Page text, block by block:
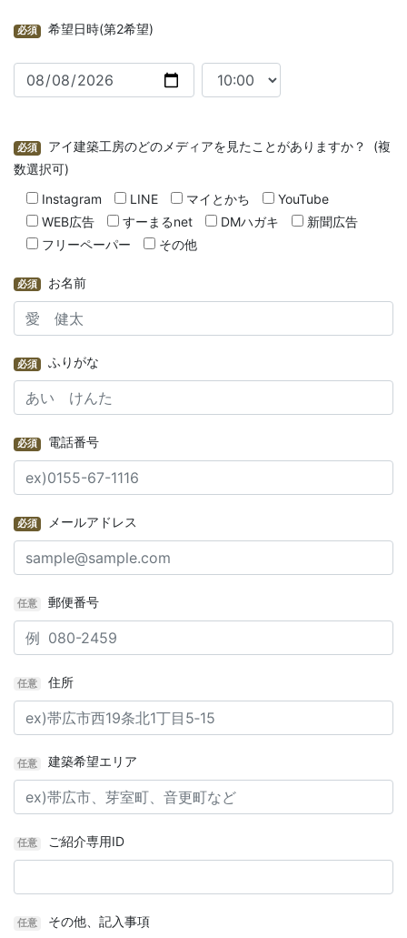
必須 希望日時(第2希望)
必須
アイ建築工房のどのメディアを見たことがありますか？ (複
数選択可)
Instagram
LINE マイとかち
YouTube
WEB広告
すーまるnet DMハガキ
新聞広告
フリーペーパー
その他
必須 お名前
必須 ふりがな
必須 電話番号
必須 メールアドレス
任意 郵便番号
任意 住所
任意 建築希望エリア
任意 ご紹介専用ID
任意 その他、記入事項